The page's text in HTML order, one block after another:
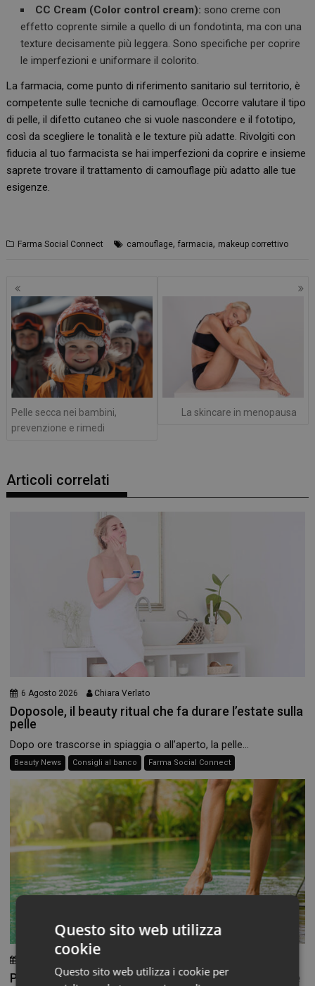
CC Cream (Color control cream): sono creme con
effetto coprente simile a quello di un fondotinta, ma con una
texture decisamente più leggera. Sono specifiche per coprire
le imperfezioni e uniformare il colorito.
La farmacia, come punto di riferimento sanitario sul territorio, è
competente sulle tecniche di camouflage. Occorre valutare il tipo
di pelle, il difetto cutaneo che si vuole nascondere e il fototipo,
così da scegliere le tonalità e le texture più adatte. Rivolgiti con
fiducia al tuo farmacista se hai imperfezioni da coprire e insieme
saprete trovare il trattamento di camouflage più adatto alle tue
esigenze.
Farma Social Connect camouflage,farmacia, makeup correttivo
Navigazione
articoli
Pelle secca nei bambini,
prevenzione e rimedi
La skincare in menopausa
Articoli correlati
6 Agosto 2026 Chiara Verlato
Doposole, il beauty ritual che fa durare l’estate sulla
pelle
Dopo ore trascorse in spiaggia o all’aperto, la pelle...
Beauty News Consigli al banco Farma Social Connect
Piedi morbidi e talloni levigati: la beauty routine che
Questo sito web utilizza
cookie
Questo sito web utilizza i cookie per